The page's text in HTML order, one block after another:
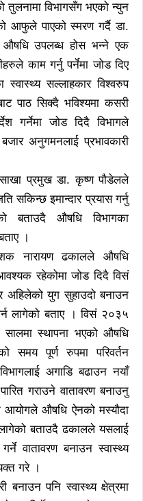
तुलनामा विभागसँग भएको न्युन
आफुले पाएको स्मरण गर्दै डा.
औषधि उपलब्ध होस भन्ने एक
काम गर्नु पर्नेमा जोड दिए
स्वास्थ्य सल्लाहकार विश्वरुप
पाठ सिक्दै भविश्यमा कसरी
गर्नेमा जोड दिदै विभागले
अनुगमनलाई प्रभावकारी
प्रमुख डा. कृष्ण पौडेलले
सकिन्छ इमान्दार प्रयास गर्नु
बताउदै औषधि विभागका
।
नारायण ढकालले औषधि
रहेकोमा जोड दिदै विसं
अहिलेको युग सुहाउदो बनाउन
लागेको बताए । विसं २०३५
स्थापना भएको औषधि
समय पूर्ण रुपमा परिवर्तन
अगाडि बढाउन नयाँ
गराउने वातावरण बनाउनु
आयोगले औषधि ऐनको मस्यौदा
बताउदै ढकालले यसलाई
वातावरण बनाउन स्वास्थ्य
गरे ।
बनाउन पनि स्वास्थ्य क्षेत्रमा